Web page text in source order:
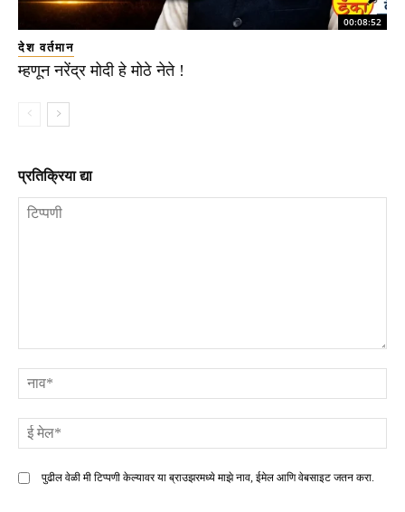
00:08:52
देश वर्तमान
म्हणून नरेंद्र मोदी हे मोठे नेते !
प्रतिक्रिया द्या
पुढील वेळी मी टिप्पणी केल्यावर या ब्राउझरमध्ये माझे नाव, ईमेल आणि वेबसाइट जतन करा.